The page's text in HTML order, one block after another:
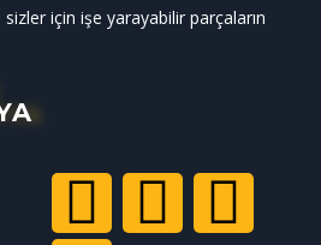
için işe yarayabilir parçaların